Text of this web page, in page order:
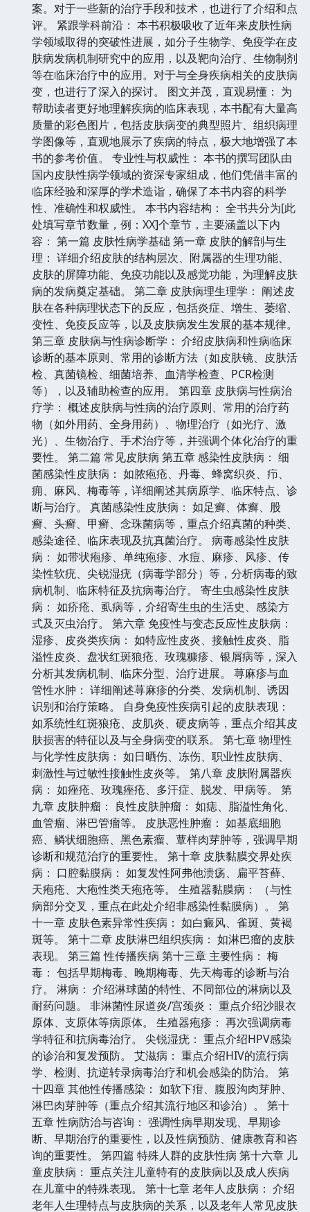
案。对于一些新的治疗手段和技术，也进行了介绍和点
评。 紧跟学科前沿： 本书积极吸收了近年来皮肤性病
学领域取得的突破性进展，如分子生物学、免疫学在皮
肤病发病机制研究中的应用，以及靶向治疗、生物制剂
等在临床治疗中的应用。对于与全身疾病相关的皮肤病
变，也进行了深入的探讨。 图文并茂，直观易懂： 为
帮助读者更好地理解疾病的临床表现，本书配有大量高
质量的彩色图片，包括皮肤病变的典型照片、组织病理
学图像等，直观地展示了疾病的特点，极大地增强了本
书的参考价值。 专业性与权威性： 本书的撰写团队由
国内皮肤性病学领域的资深专家组成，他们凭借丰富的
临床经验和深厚的学术造诣，确保了本书内容的科学
性、准确性和权威性。 本书内容结构： 全书共分为[此
处填写章节数量，例：XX]个章节，主要涵盖以下内
容： 第一篇 皮肤性病学基础 第一章 皮肤的解剖与生
理： 详细介绍皮肤的结构层次、附属器的生理功能、
皮肤的屏障功能、免疫功能以及感觉功能，为理解皮肤
病的发病奠定基础。 第二章 皮肤病理生理学： 阐述皮
肤在各种病理状态下的反应，包括炎症、增生、萎缩、
变性、免疫反应等，以及皮肤病发生发展的基本规律。
第三章 皮肤病与性病诊断学： 介绍皮肤病和性病临床
诊断的基本原则、常用的诊断方法（如皮肤镜、皮肤活
检、真菌镜检、细菌培养、血清学检查、PCR检测
等），以及辅助检查的应用。 第四章 皮肤病与性病治
疗学： 概述皮肤病与性病的治疗原则、常用的治疗药
物（如外用药、全身用药）、物理治疗（如光疗、激
光）、生物治疗、手术治疗等，并强调个体化治疗的重
要性。 第二篇 常见皮肤病 第五章 感染性皮肤病： 细
菌感染性皮肤病： 如脓疱疮、丹毒、蜂窝织炎、疖、
痈、麻风、梅毒等，详细阐述其病原学、临床特点、诊
断与治疗。 真菌感染性皮肤病： 如足癣、体癣、股
癣、头癣、甲癣、念珠菌病等，重点介绍真菌的种类、
感染途径、临床表现及抗真菌治疗。 病毒感染性皮肤
病： 如带状疱疹、单纯疱疹、水痘、麻疹、风疹、传
染性软疣、尖锐湿疣（病毒学部分）等，分析病毒的致
病机制、临床特征及抗病毒治疗。 寄生虫感染性皮肤
病： 如疥疮、虱病等，介绍寄生虫的生活史、感染方
式及灭虫治疗。 第六章 免疫性与变态反应性皮肤病：
湿疹、皮炎类疾病： 如特应性皮炎、接触性皮炎、脂
溢性皮炎、盘状红斑狼疮、玫瑰糠疹、银屑病等，深入
分析其发病机制、临床分型、治疗进展。 荨麻疹与血
管性水肿： 详细阐述荨麻疹的分类、发病机制、诱因
识别和治疗策略。 自身免疫性疾病引起的皮肤表现：
如系统性红斑狼疮、皮肌炎、硬皮病等，重点介绍其皮
肤损害的特征以及与全身病变的联系。 第七章 物理性
与化学性皮肤病： 如日晒伤、冻伤、职业性皮肤病、
刺激性与过敏性接触性皮炎等。 第八章 皮肤附属器疾
病： 如痤疮、玫瑰痤疮、多汗症、脱发、甲病等。 第
九章 皮肤肿瘤： 良性皮肤肿瘤： 如痣、脂溢性角化、
血管瘤、淋巴管瘤等。 皮肤恶性肿瘤： 如基底细胞
癌、鳞状细胞癌、黑色素瘤、蕈样肉芽肿等，强调早期
诊断和规范治疗的重要性。 第十章 皮肤黏膜交界处疾
病： 口腔黏膜病： 如复发性阿弗他溃疡、扁平苔藓、
天疱疮、大疱性类天疱疮等。 生殖器黏膜病： （与性
病部分交叉，重点在此处介绍非感染性黏膜病）。 第
十一章 皮肤色素异常性疾病： 如白癜风、雀斑、黄褐
斑等。 第十二章 皮肤淋巴组织疾病： 如淋巴瘤的皮肤
表现。 第三篇 性传播疾病 第十三章 主要性病： 梅
毒： 包括早期梅毒、晚期梅毒、先天梅毒的诊断与治
疗。 淋病： 介绍淋球菌的特性、不同部位的淋病以及
耐药问题。 非淋菌性尿道炎/宫颈炎： 重点介绍沙眼衣
原体、支原体等病原体。 生殖器疱疹： 再次强调病毒
学特征和抗病毒治疗。 尖锐湿疣： 重点介绍HPV感染
的诊治和复发预防。 艾滋病： 重点介绍HIV的流行病
学、检测、抗逆转录病毒治疗和机会感染的防治。 第
十四章 其他性传播感染： 如软下疳、腹股沟肉芽肿、
淋巴肉芽肿等（重点介绍其流行地区和诊治）。 第十
五章 性病防治与咨询： 强调性病早期发现、早期诊
断、早期治疗的重要性，以及性病预防、健康教育和咨
询的重要性。 第四篇 特殊人群的皮肤性病 第十六章 儿
童皮肤病： 重点关注儿童特有的皮肤病以及成人疾病
在儿童中的特殊表现。 第十七章 老年人皮肤病： 介绍
老年人生理特点与皮肤病的关系，以及老年人常见皮肤